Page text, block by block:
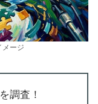
メージ
調査！